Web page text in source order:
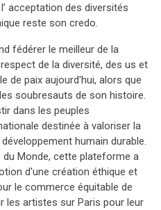
acceptation des diversités
reste son credo.
fédérer le meilleur de la
de la diversité, des us et
de paix aujourd'hui, alors que
soubresauts de son histoire.
dans les peuples
destinée à valoriser la
humain durable.
Monde, cette plateforme a
d'une création éthique et
le commerce équitable de
les artistes sur Paris pour leur